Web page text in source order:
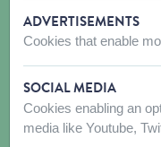
ADVERTISEMENTS
Cookies that enable
SOCIAL MEDIA
Cookies enabling an
media like Youtube,